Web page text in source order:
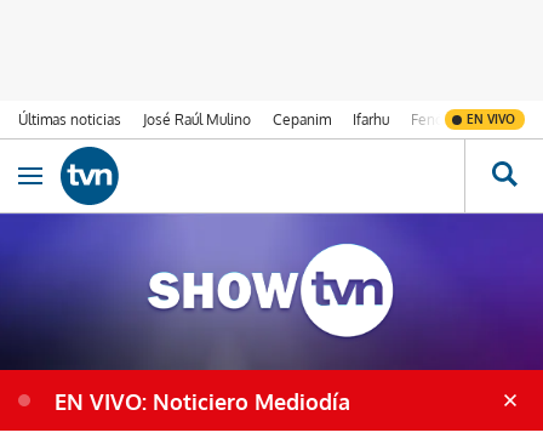
Últimas noticias José Raúl Mulino Cepanim Ifarhu Fenómeno de El
EN VIVO
Ir al contenido
Obrir navegació
EN VIVO: Noticiero Mediodía